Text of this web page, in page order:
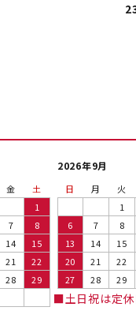
金
土
1
7
8
14
15
21
22
28
29
2026年9月
日 月 火
1
6
7 8
13
14 15
20
21 22
27
28 29
■土日祝は定休